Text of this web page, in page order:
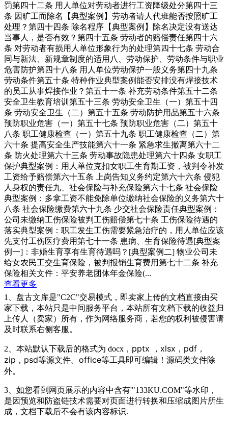
罚第四十二条 用人单位对劳动者进行工资降级处分第四十三
条 因旷工而除名【典型案例】劳动者请人代班能否按照旷工
处理？第四十四条 除名程序【典型案例】除名决定没有送达
当事人，是否有效？第四十五条 劳动者的赔偿责任第四十六
条 对劳动者有损用人单位形象行为的处理第四十七条 劳动合
同与新法、新规章制度的适用八、劳动保护、劳动条件与职业
危害防护第四十八条 用人单位劳动保护一般义务第四十九条
劳动条件第五十条 特种作业典型案例能否安排没有焊接技术
的员工从事焊接作业？第五十一条 补充劳动条件第五十二条
安全卫生教育培训第五十三条 劳动安全卫生（一）第五十四
条 劳动安全卫生（二）第五十五条 劳动防护用品第五十六条
预防职业危害（一）第五十七条 预防职业危害（二）第五十
八条 职工健康检查（一）第五十九条 职工健康检查（二）第
六十条 提高安全生产技能第六十一条 紧急求生撤离第六十二
条 防火处理第六十三条 劳动事故隐患处理第六十四条 女职工
保护典型案例：用人单位克扣女职工生育期工资，被判令补发
工资给予赔偿第六十五条 上岗告知义务约定第六十六条 侵犯
人身权的责任九、社会保险与补充保险第六十七条 社会保险
典型案例：多拿工资不能免除单位缴纳社会保险的义务第六十
八条 社会保险缴费第六十九条 少交社会保险责任典型案例：
公司未缴纳工伤保险被判工伤赔偿第七十条 工伤保险待遇的
落实典型案例：职工发生工伤需要紧急治疗的，用人单位应该
先支付工伤医疗费用第七十一条 患病、生育保险待遇[典型案
例一]：非婚生育享有生育待遇吗？[典型案例二] 物业公司未
给女农民工交生育保险，被判报销生育费用第七十二条 补充
保险相关文件：平安养老团体年金保险(...
查看更多
1、盘古文库是"C2C"交易模式，即卖家上传的文档直接由买
家下载，本站只是中间服务平台，本站所有文档下载的收益归
上传人（卖家）所有，作为网络服务商，若您的权利被侵害请
及时联系右侧客服。
2、本站默认下载后的格式为 docx， pptx ， xlsx，pdf ，
zip ， psd等源文件。office等工具即可编辑！源码类文件除
外。
3、如您看到网页展示的内容中含有'"133KU.COM"等水印，
是因预览和防盗链技术需要对页面进行转换和压缩成图片所生
成，文档下载后不会有该内容标识.